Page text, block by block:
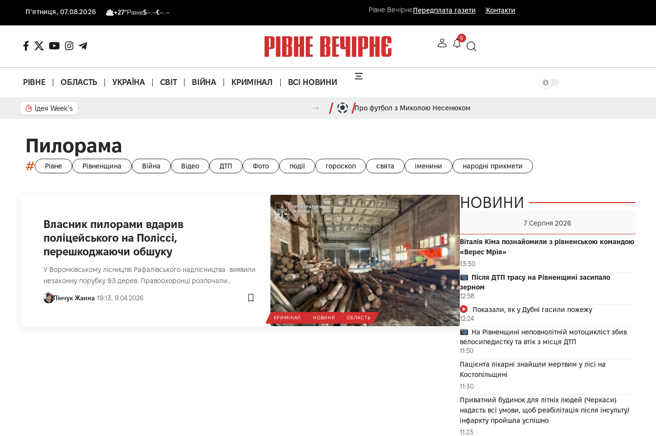
П’ятниця, 07.08.2026 +27°Рівне$--.--€--.-- Рівне ВечірнєПередплата газети Контакти
9
РІВНЕ ОБЛАСТЬ УКРАЇНА СВІТ ВІЙНА КРИМІНАЛ ВСІ НОВИНИ
Ідея Week's Про футбол з Миколою Несенюком
Пилорама
# Рівне Рівненщина Війна Відео ДТП Фото події гороскоп свята іменини народні прикмети
КРИМІНАЛ НОВИНИ ОБЛАСТЬ
Власник пилорами вдарив
поліцейського на Поліссі,
перешкоджаючи обшуку
У Воронківському лісництві Рафалівського надлісництва виявили
незаконну порубку 93 дерев. Правоохоронці розпочали…
Пінчук Жанна 19:13, 9.04.2026
НОВИНИ
7 Серпня 2026
Віталія Кіма познайомили з рівненською командою
«Верес Мрія»
13:30
Після ДТП трасу на Рівненщині засипало
зерном
12:58
Показали, як у Дубні гасили пожежу
12:24
На Рівненщині неповнолітній мотоцикліст збив
велосипедистку та втік з місця ДТП
11:50
Пацієнта лікарні знайшли мертвим у лісі на
Костопільщині
11:30
Приватний будинок для літніх людей (Черкаси)
надасть всі умови, щоб реабілітація після інсульту/
інфаркту пройшла успішно
11:23